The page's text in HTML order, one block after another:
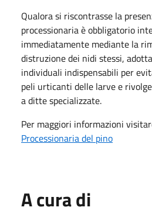
Qualora si riscontrasse la
processionaria è obbligatorio
immediatamente mediante la
distruzione dei nidi stessi,
individuali indispensabili per
peli urticanti delle larve e
a ditte specializzate.
Per maggiori informazioni
Processionaria del pino
A cura di